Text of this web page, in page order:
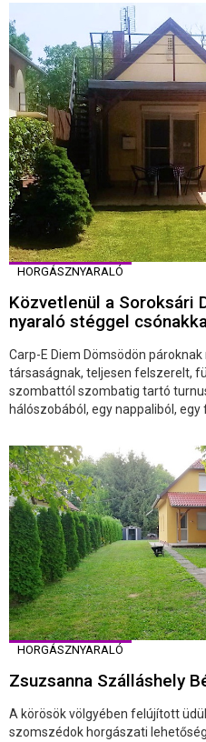
HORGÁSZNYARALÓ
Közvetlenül a Soroksári
nyaraló stéggel
Carp-E Diem Dömsödön
társaságnak, teljesen felszerelt,
szombattól szombatig tartó
hálószobából, egy nappaliból, egy
HORGÁSZNYARALÓ
Zsuzsanna Szálláshely
A körösök völgyében felújított
szomszédok horgászati